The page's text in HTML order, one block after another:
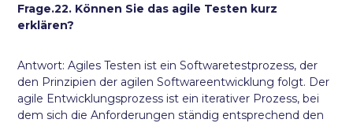
Frage.22. Können Sie das agile Testen kurz
erklären?
Antwort: Agiles Testen ist ein Softwaretestprozess, der
den Prinzipien der agilen Softwareentwicklung folgt. Der
agile Entwicklungsprozess ist ein iterativer Prozess, bei
dem sich die Anforderungen ständig entsprechend den